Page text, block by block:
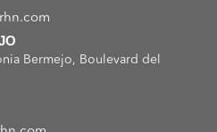
Bermejo, Boulevard del